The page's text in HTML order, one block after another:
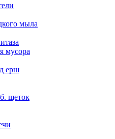
мыла
мусора
ерш
щеток